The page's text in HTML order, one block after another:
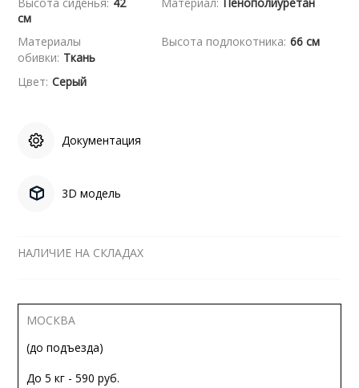
см
Материалы
обивки: Ткань
Высота подлокотника: 66 см
Цвет: Серый
Документация
3D модель
НАЛИЧИЕ НА СКЛАДАХ
МОСКВА
(до подъезда)
До 5 кг - 590 руб.